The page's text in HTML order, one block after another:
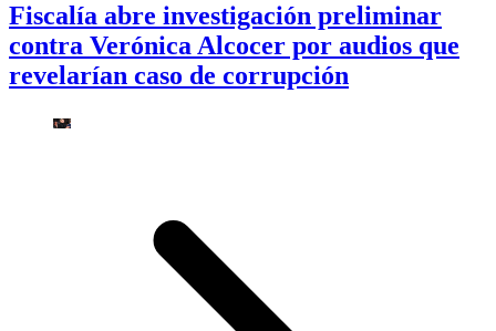
Fiscalía abre investigación preliminar
contra Verónica Alcocer por audios que
revelarían caso de corrupción